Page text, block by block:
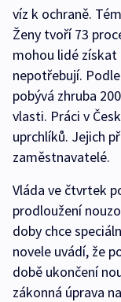
víz k ochraně.
Ženy tvoří 73
mohou lidé získat
nepotřebují.
pobývá zhruba
vlasti. Práci v
uprchlíků. Jejich
zaměstnavatelé.
Vláda ve čtvrtek
prodloužení
doby chce
novele uvádí, že
době ukončení
zákonná úprava